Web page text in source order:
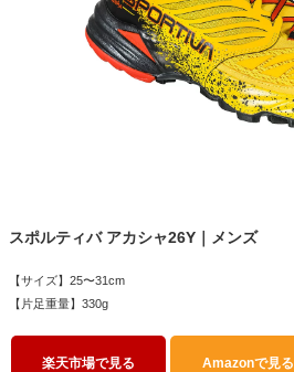
スポルティバ アカシャ26Y｜メンズ
【サイズ】25〜31cm
【片足重量】330g
楽天市場で見る Amazonで見る